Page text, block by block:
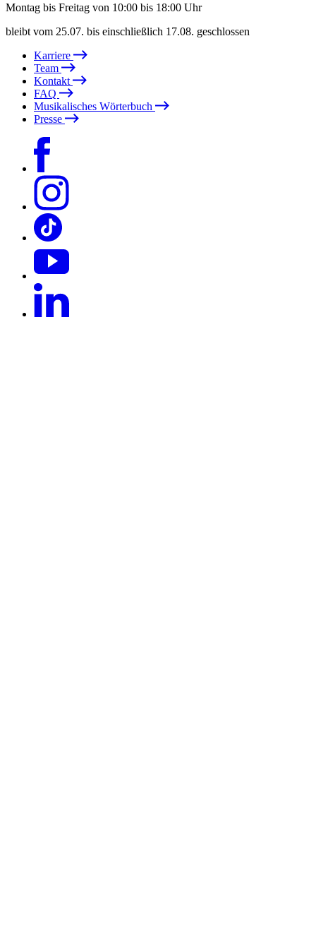
Montag bis Freitag von 10:00 bis 18:00 Uhr
bleibt vom 25.07. bis einschließlich 17.08. geschlossen
Karriere
Team
Kontakt
FAQ
Musikalisches Wörterbuch
Presse